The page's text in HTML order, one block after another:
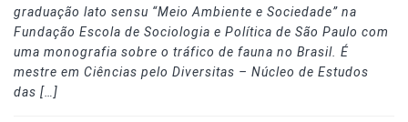
graduação lato sensu “Meio Ambiente e Sociedade” na
Fundação Escola de Sociologia e Política de São Paulo com
uma monografia sobre o tráfico de fauna no Brasil. É
mestre em Ciências pelo Diversitas – Núcleo de Estudos
das […]